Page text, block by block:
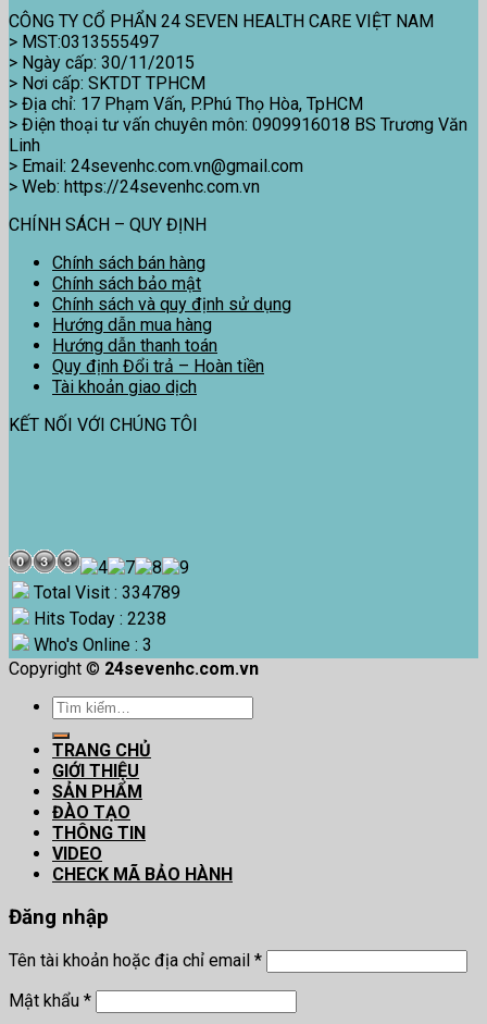
CÔNG TY CỔ PHẨN 24 SEVEN HEALTH CARE VIỆT NAM
> MST:0313555497
> Ngày cấp: 30/11/2015
> Nơi cấp: SKTDT TPHCM
> Địa chỉ: 17 Phạm Vấn, P.Phú Thọ Hòa, TpHCM
> Điện thoại tư vấn chuyên môn: 0909916018 BS Trương Văn
Linh
> Email: 24sevenhc.com.vn@gmail.com
> Web: https://24sevenhc.com.vn
CHÍNH SÁCH – QUY ĐỊNH
Chính sách bán hàng
Chính sách bảo mật
Chính sách và quy định sử dụng
Hướng dẫn mua hàng
Hướng dẫn thanh toán
Quy định Đổi trả – Hoàn tiền
Tài khoản giao dịch
KẾT NỐI VỚI CHÚNG TÔI
Total Visit : 334789
Hits Today : 2238
Who's Online : 3
Copyright © 24sevenhc.com.vn
Tìm
TRANG CHỦ
GIỚI THIỆU
SẢN PHẨM
ĐÀO TẠO
THÔNG TIN
VIDEO
CHECK MÃ BẢO HÀNH
Đăng nhập
Tên tài khoản hoặc địa chỉ email *
Mật khẩu *